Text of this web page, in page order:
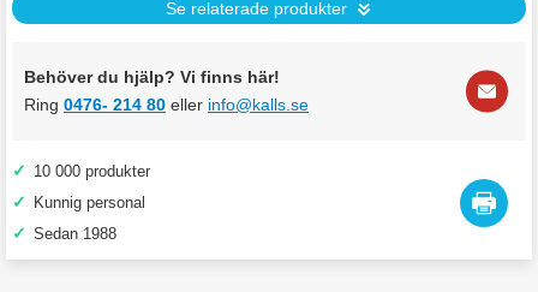
Se relaterade produkter
Behöver du hjälp? Vi finns här!
Ring 0476- 214 80 eller info@kalls.se
✓ 10 000 produkter
✓ Kunnig personal
✓ Sedan 1988